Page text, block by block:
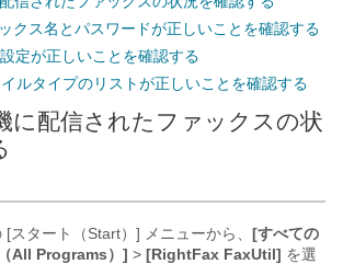
クス名とパスワードが正しいことを確認する
定が正しいことを確認する
ルタイプのリストが正しいことを確認する
に配信されたファックスの状
スタート（Start）] メニューから、 [すべての
All Programs）] > [RightFax FaxUtil] を選